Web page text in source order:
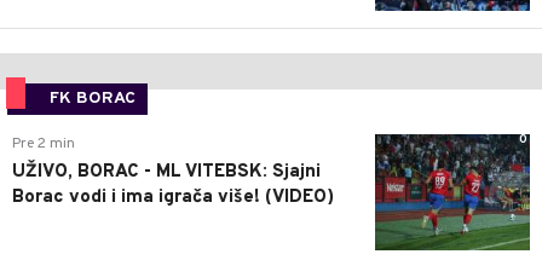
FK BORAC
0
Pre 2 min
UŽIVO, BORAC - ML VITEBSK: Sjajni
Borac vodi i ima igrača više! (VIDEO)